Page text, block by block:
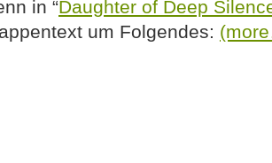
in “Daughter of Deep
um Folgendes: